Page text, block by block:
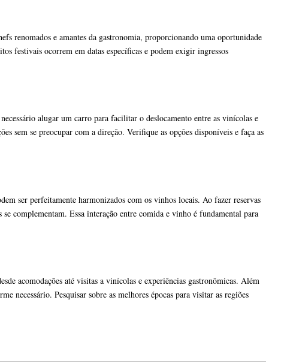
renomados e amantes da gastronomia, proporcionando uma oportunidade
festivais ocorrem em datas específicas e podem exigir ingressos
alugar um carro para facilitar o deslocamento entre as vinícolas e
sem se preocupar com a direção. Verifique as opções disponíveis e faça as
ser perfeitamente harmonizados com os vinhos locais. Ao fazer reservas
complementam. Essa interação entre comida e vinho é fundamental para
acomodações até visitas a vinícolas e experiências gastronômicas. Além
necessário. Pesquisar sobre as melhores épocas para visitar as regiões